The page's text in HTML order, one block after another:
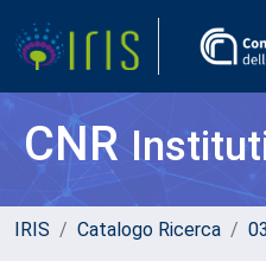
CNR
IRIS Catalogo Ricerca